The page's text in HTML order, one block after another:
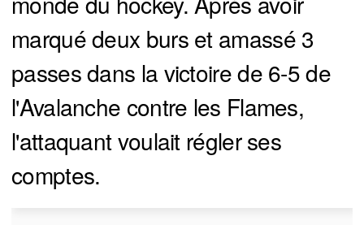
marqué deux burs et amassé 3
passes dans la victoire de 6-5 de
l'Avalanche contre les Flames,
l'attaquant voulait régler ses
comptes.